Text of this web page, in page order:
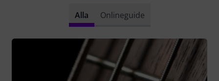
Alla Onlineguide